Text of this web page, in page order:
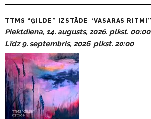
TTMS “ĢILDE” IZSTĀDE “VASARAS RITMI”
Piektdiena, 14. augusts, 2026. plkst. 00:00
Līdz 9. septembris, 2026. plkst. 20:00